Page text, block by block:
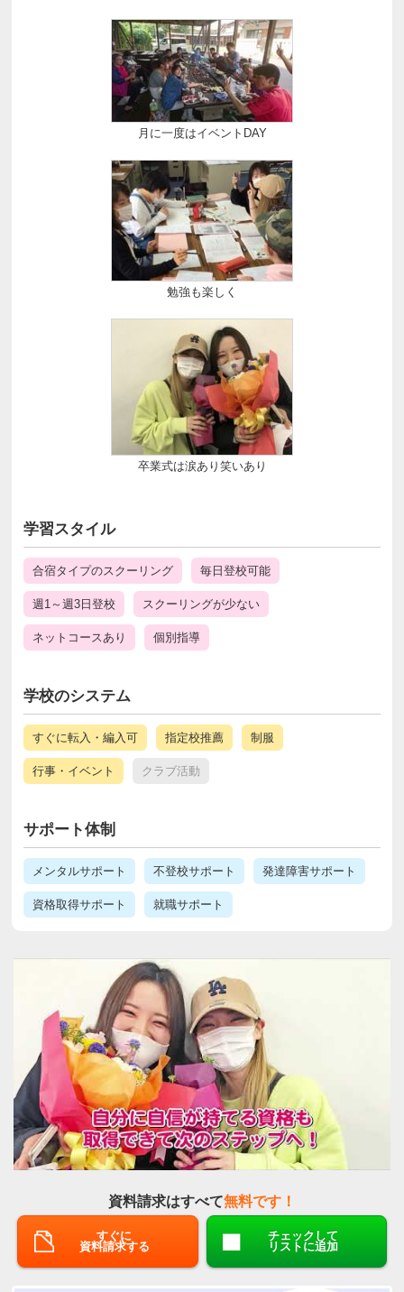
月に一度はイベントDAY
勉強も楽しく
卒業式は涙あり笑いあり
学習スタイル
合宿タイプのスクーリング 毎日登校可能
週1～週3日登校 スクーリングが少ない
ネットコースあり 個別指導
学校のシステム
すぐに転入・編入可 指定校推薦 制服
行事・イベント クラブ活動
サポート体制
メンタルサポート 不登校サポート 発達障害サポート
資格取得サポート 就職サポート
資料請求はすべて無料です！
すぐに
資料請求する
チェックして
リストに追加